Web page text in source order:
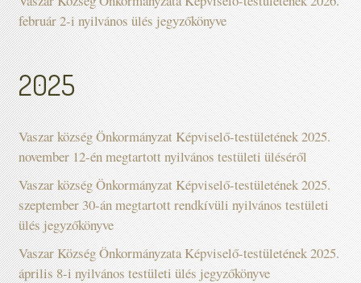
február 2-i nyilvános ülés jegyzőkönyve
2025
Vaszar község Önkormányzat Képviselő-testületének 2025.
november 12-én megtartott nyilvános testületi üléséről
Vaszar község Önkormányzat Képviselő-testületének 2025.
szeptember 30-án megtartott rendkívüli nyilvános testületi
ülés jegyzőkönyve
Vaszar Község Önkormányzata Képviselő-testületének 2025.
április 8-i nyilvános testületi ülés jegyzőkönyve